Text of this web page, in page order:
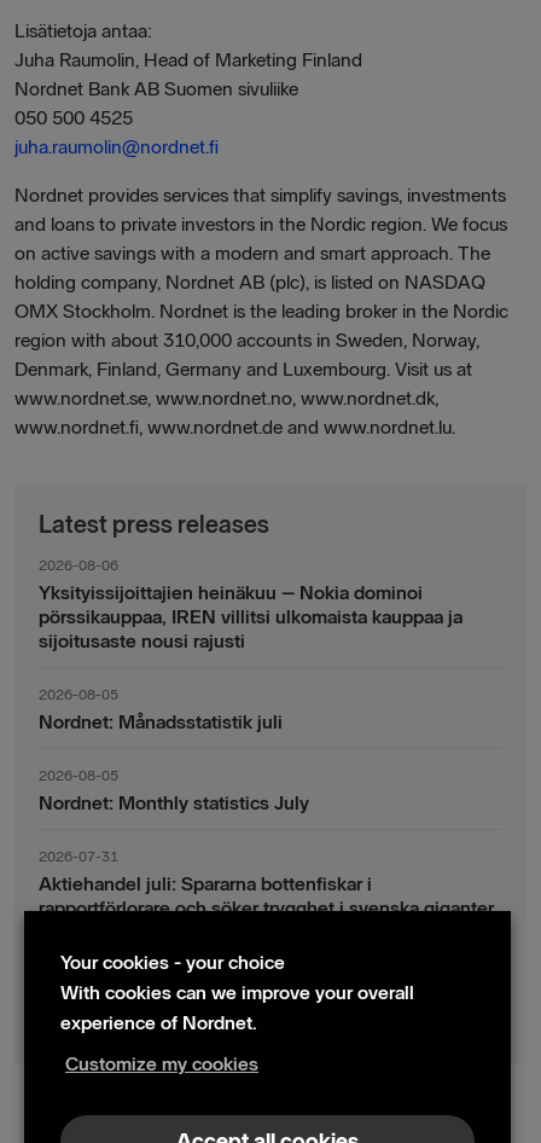
Lisätietoja antaa:
Juha Raumolin, Head of Marketing Finland
Nordnet Bank AB Suomen sivuliike
050 500 4525
juha.raumolin@nordnet.fi
Nordnet provides services that simplify savings, investments
and loans to private investors in the Nordic region. We focus
on active savings with a modern and smart approach. The
holding company, Nordnet AB (plc), is listed on NASDAQ
OMX Stockholm. Nordnet is the leading broker in the Nordic
region with about 310,000 accounts in Sweden, Norway,
Denmark, Finland, Germany and Luxembourg. Visit us at
www.nordnet.se, www.nordnet.no, www.nordnet.dk,
www.nordnet.fi, www.nordnet.de and www.nordnet.lu.
Latest press releases
2026-08-06
Yksityissijoittajien heinäkuu – Nokia dominoi
pörssikauppaa, IREN villitsi ulkomaista kauppaa ja
sijoitusaste nousi rajusti
2026-08-05
Nordnet: Månadsstatistik juli
2026-08-05
Nordnet: Monthly statistics July
2026-07-31
Aktiehandel juli: Spararna bottenfiskar i
rapportförlorare och söker trygghet i svenska giganter
2026-07-30
Fondsparande juli: Vinsthemtagningar i teknik – men
indexsparandet ligger fast
Your cookies - your choice
With cookies can we improve your overall
experience of Nordnet.
Customize my cookies